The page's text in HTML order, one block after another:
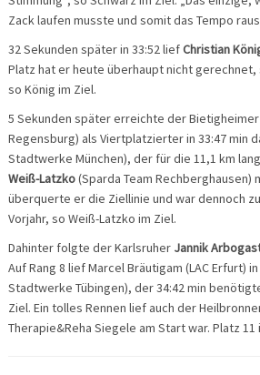
Zack laufen musste und somit das Tempo
32 Sekunden später in 33:52 liefChristian
Platz hat er heute überhaupt nicht
so König im Ziel.
5 Sekunden später erreichte der
Regensburg) als Viertplatzierter in 33:47 min
Stadtwerke München), der für die 11,1 km
Weiß-Latzko(Sparda Team Rechberghausen)
überquerte er die Ziellinie und war dennoch
Vorjahr, so Weiß-Latzko im Ziel.
Dahinter folgte der Karlsruher Jannik
Auf Rang 8 lief Marcel Bräutigam (LAC Erfurt)
Stadtwerke Tübingen), der 34:42 min
Ziel. Ein tolles Rennen lief auch der
Therapie&Reha Siegele am Start war. Platz 11